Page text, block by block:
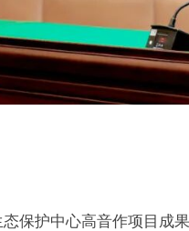
保护中心高音作项目成